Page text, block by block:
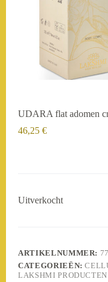
UDARA flat adomen
46,25 €
Uitverkocht
ARTIKELNUMMER:
CATEGORIEËN:
LAKSHMI PRODUCTEN